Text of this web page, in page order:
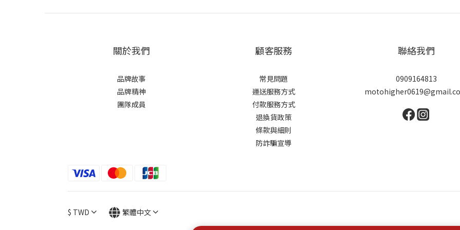
關於我們
品牌故事
品牌精神
團隊成員
顧客服務
常見問題
運送服務方式
付款服務方式
退換貨政策
條款與細則
防詐騙宣導
聯絡我們
0909164813
$ TWD 繁體中文